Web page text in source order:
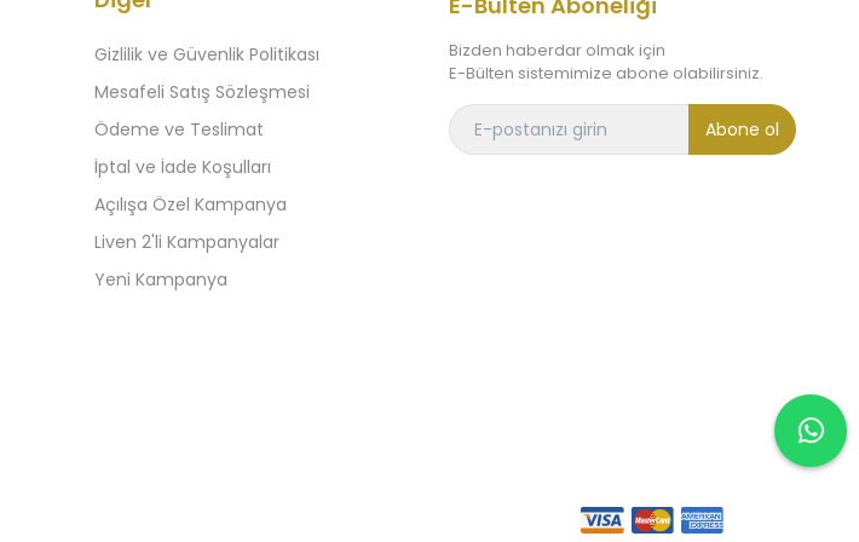
Gizlilik ve Güvenlik Politikası
Mesafeli Satış Sözleşmesi
Ödeme ve Teslimat
İptal ve İade Koşulları
Açılışa Özel Kampanya
Liven 2'li Kampanyalar
Yeni Kampanya
Bizden haberdar olmak için
E-Bülten sistemimize abone olabilirsiniz.
Abone ol